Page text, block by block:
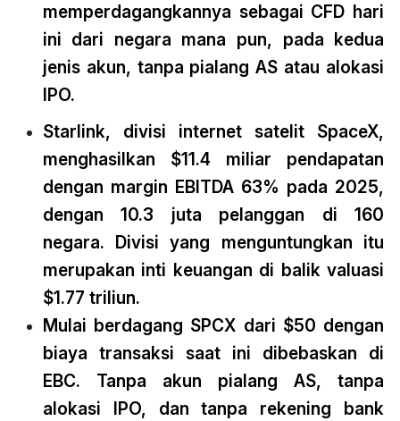
memperdagangkannya sebagai CFD hari
ini dari negara mana pun, pada kedua
jenis akun, tanpa pialang AS atau alokasi
IPO.
Starlink, divisi internet satelit SpaceX,
menghasilkan $11.4 miliar pendapatan
dengan margin EBITDA 63% pada 2025,
dengan 10.3 juta pelanggan di 160
negara. Divisi yang menguntungkan itu
merupakan inti keuangan di balik valuasi
$1.77 triliun.
Mulai berdagang SPCX dari $50 dengan
biaya transaksi saat ini dibebaskan di
EBC. Tanpa akun pialang AS, tanpa
alokasi IPO, dan tanpa rekening bank